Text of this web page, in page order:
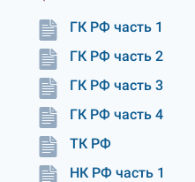
ГК РФ часть 1
ГК РФ часть 2
ГК РФ часть 3
ГК РФ часть 4
ТК РФ
НК РФ часть 1